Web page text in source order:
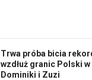
Trwa próba bicia
wzdłuż granic Polski w
Dominiki i Zuzi